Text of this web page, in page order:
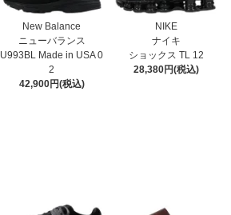
New Balance
ニューバランス
U993BL Made in USA 0
2
42,900円(税込)
NIKE
ナイキ
ショックス TL 12
28,380円(税込)